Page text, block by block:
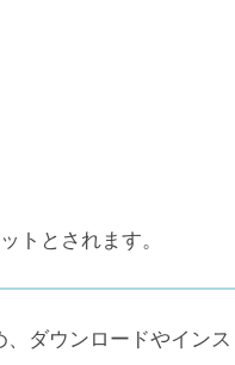
ハッキング被害はない
う。
ります。
トとされます。
ダウンロードやイン